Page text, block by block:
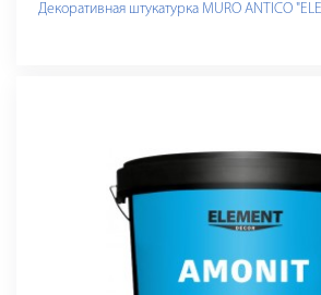
Декоративная штукатурка MURO ANTICO